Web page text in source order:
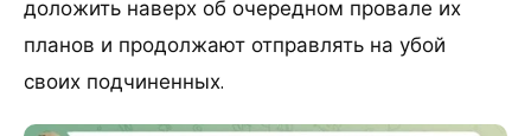
доложить наверх об очередном провале их
планов и продолжают отправлять на убой
своих подчиненных.